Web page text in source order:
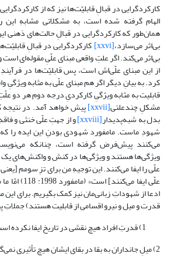
کارکردگرایی در قبالِ قابلیّت‌ها نیز که از
الهام گرفته شده است، به مشکلاتی مشابهِ
همان‌طور که کارکردگرایی در قبالِ حالت‌های ذهنی
بی‌اثر می‌سازد،[xxvi] کارکردگرایی در قبالِ
بی‌اثر می‌کند. اگر علتِ واقعی مبنای علّیِ مقوله‌ای
از این مبنای علّی‌اش است، پس قابلیّت‌ها در
کرد. به بیانِ دیگر اگر هم مبنای علّی به مثابه
قابلیت به مثابه ویژگیِ کارکردیِ درجه دوم هر دو
مشکلِ چندعلتی[xxvii] پیش خواهد آمد. در نتیجه
بدل به شبه‌پدیدار[xxviii] و از جهتِ علّی خنثی و
شهودِ ماست. مامفورد شهودی بودنِ این ایده را که
می‌کنند پیش‌فرض گرفته است، چنانکه
ویژگی‌ها هستند و ویژگی‌ها در کنش و واکنش‌های
علّی را ایفا می‌کنند. این توجیهِ من برای تزِ سومم
علّی ایفا
ادعا از شهوداتِ زبانی‌مان نیز کمک بگیریم. برای این
قدرت و میل و نیرو اقسامی از قابلیت هستند) جملاتِ
2) میلِ جانداران به بقا در بقای ایشان هیچ تأثیری نمی‌گذارد.